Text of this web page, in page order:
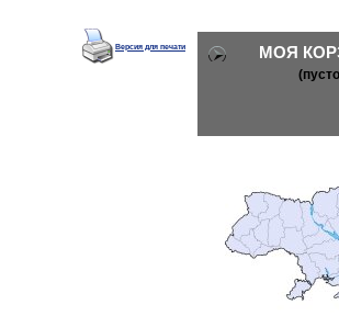
Версия для печати МОЯ